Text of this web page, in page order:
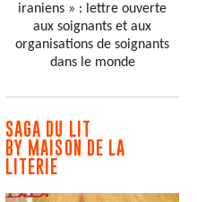
iraniens » : lettre ouverte
aux soignants et aux
organisations de soignants
dans le monde
SAGA DU LIT
BY MAISON DE LA
LITERIE